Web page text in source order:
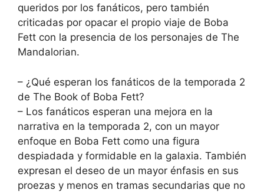
queridos por los fanáticos, pero también
criticadas por opacar el propio viaje de Boba
Fett con la presencia de los personajes de The
Mandalorian.
– ¿Qué esperan los fanáticos de la temporada 2
de The Book of Boba Fett?
– Los fanáticos esperan una mejora en la
narrativa en la temporada 2, con un mayor
enfoque en Boba Fett como una figura
despiadada y formidable en la galaxia. También
expresan el deseo de un mayor énfasis en sus
proezas y menos en tramas secundarias que no